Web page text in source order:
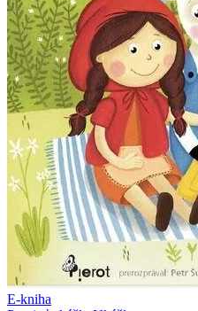
E-kniha